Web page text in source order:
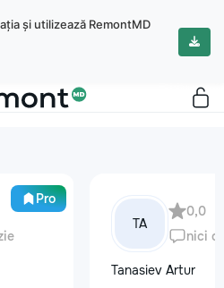
și utilizează RemontMD
Pro
TA
0,0
nici o
Tanasiev Artur